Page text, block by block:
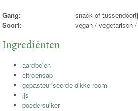
Gang:
snack of
Soort:
vegan / vegetarisch
Ingrediënten
aardbeien
citroensap
gepasteuriseerde dikke room
ijs
poedersuiker